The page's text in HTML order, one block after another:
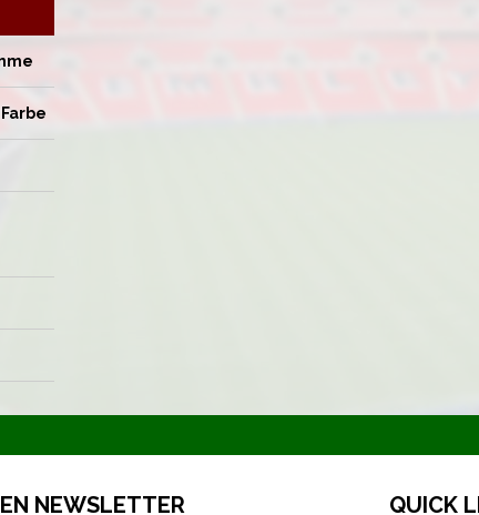
NEWSLETTER QUICK